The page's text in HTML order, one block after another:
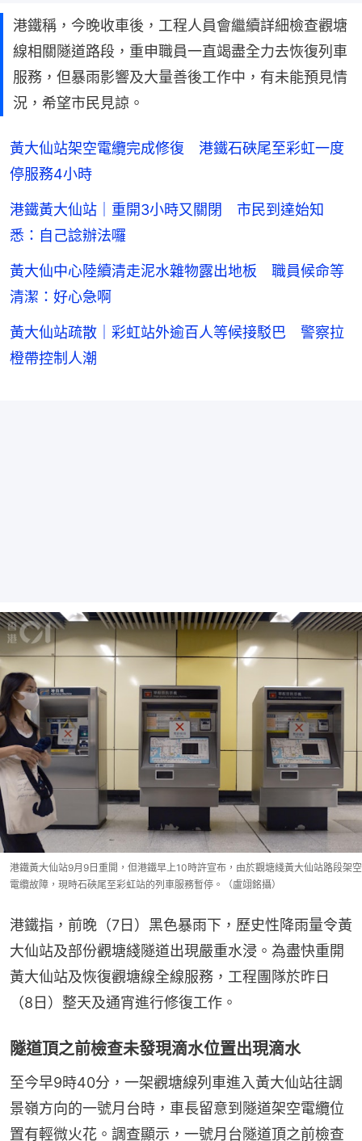
港鐵稱，今晚收車後，工程人員會繼續詳細檢查觀塘
線相關隧道路段，重申職員一直竭盡全力去恢復列車
服務，但暴雨影響及大量善後工作中，有未能預見情
況，希望市民見諒。
黃大仙站架空電纜完成修復 港鐵石硤尾至彩虹一度
停服務4小時
港鐵黃大仙站｜重開3小時又關閉 市民到達始知
悉：自己諗辦法囉
黃大仙中心陸續清走泥水雜物露出地板 職員候命等
清潔：好心急啊
黃大仙站疏散｜彩虹站外逾百人等候接駁巴 警察拉
橙帶控制人潮
港鐵黃大仙站9月9日重開，但港鐵早上10時許宣布，由於觀塘綫黃大仙站路段架空
電纜故障，現時石硤尾至彩虹站的列車服務暫停。（盧翊銘攝）
港鐵指，前晚（7日）黑色暴雨下，歷史性降雨量令黃
大仙站及部份觀塘綫隧道出現嚴重水浸。為盡快重開
黃大仙站及恢復觀塘線全線服務，工程團隊於昨日
（8日）整天及通宵進行修復工作。
隧道頂之前檢查未發現滴水位置出現滴水
至今早9時40分，一架觀塘線列車進入黃大仙站往調
景嶺方向的一號月台時，車長留意到隧道架空電纜位
置有輕微火花。調查顯示，一號月台隧道頂之前檢查